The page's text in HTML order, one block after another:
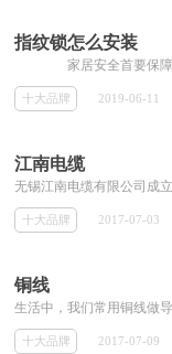
指纹锁怎么安装
十大品牌 2019-06-11
江南电缆
十大品牌 2017-07-03
铜线
十大品牌 2017-07-09